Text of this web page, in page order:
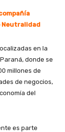
Neutralidad
en la
donde se
millones de
de negocios,
del
es parte